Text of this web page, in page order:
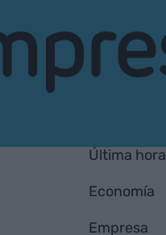
Última hora
Economía
Empresa